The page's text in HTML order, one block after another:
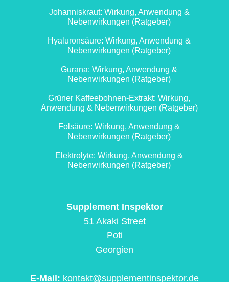
Johanniskraut: Wirkung, Anwendung &
Nebenwirkungen (Ratgeber)
Hyaluronsäure: Wirkung, Anwendung &
Nebenwirkungen (Ratgeber)
Gurana: Wirkung, Anwendung &
Nebenwirkungen (Ratgeber)
Grüner Kaffeebohnen-Extrakt: Wirkung,
Anwendung & Nebenwirkungen (Ratgeber)
Folsäure: Wirkung, Anwendung &
Nebenwirkungen (Ratgeber)
Elektrolyte: Wirkung, Anwendung &
Nebenwirkungen (Ratgeber)
Supplement Inspektor
51 Akaki Street
Poti
Georgien
E-Mail: kontakt@supplementinspektor.de